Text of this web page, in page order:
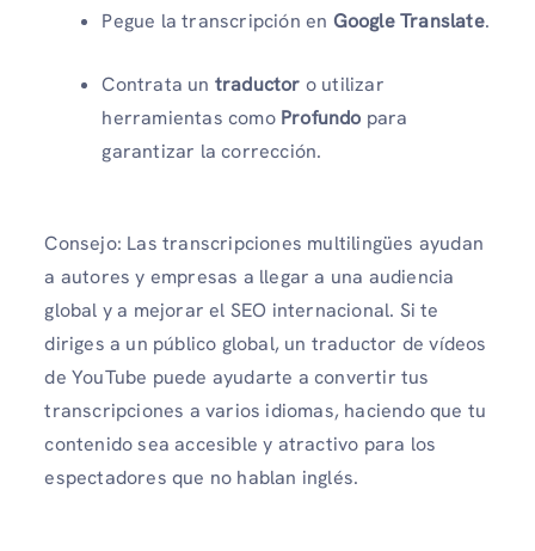
Pegue la transcripción en Google Translate.
Contrata un traductor o utilizar
herramientas como Profundo para
garantizar la corrección.
Consejo: Las transcripciones multilingües ayudan
a autores y empresas a llegar a una audiencia
global y a mejorar el SEO internacional. Si te
diriges a un público global, un traductor de vídeos
de YouTube puede ayudarte a convertir tus
transcripciones a varios idiomas, haciendo que tu
contenido sea accesible y atractivo para los
espectadores que no hablan inglés.